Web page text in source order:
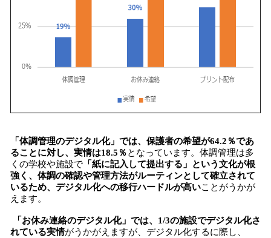
「体調管理のデジタル化」では、保護者の希望が64.2％であ
ることに対し、実情は18.5％となっています。体調管理は多
くの学校や施設で 「紙に記入して提出する」という文化が根
強く、体調の確認や管理方法がルーティンとして確立されて
いるため、デジタル化への移行ハードルが高いことがうかが
えます。
「お休み連絡のデジタル化」では、1/3の施設でデジタル化さ
れている実情がうかがえますが、デジタル化するに際し、